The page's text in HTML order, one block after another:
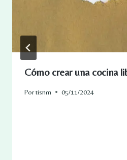
Cómo crear una cocina
Portisnm 05/11/2024